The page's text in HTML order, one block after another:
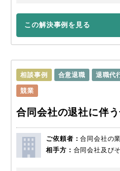
この解決事例を見る
相談事例 合意退職 退職代
競業
合同会社の退社に伴
ご依頼者：合同会社の
相手方： 合同会社及び